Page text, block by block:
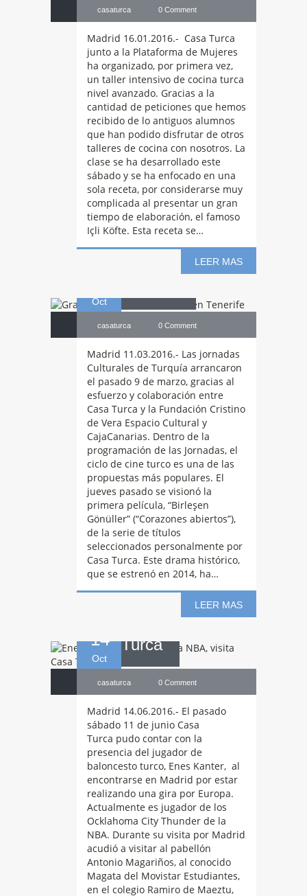
casaturca 0 Comment
Madrid 16.01.2016.- Casa Turca
junto a la Plataforma de Mujeres
ha organizado, por primera vez,
un taller intensivo de cocina turca
nivel avanzado. Gracias a la
cantidad de peticiones que hemos
recibido de lo antiguos alumnos
que han podido disfrutar de otros
talleres de cocina con nosotros. La
clase se ha desarrollado este
sábado y se ha enfocado en una
sola receta, por considerarse muy
complicada al presentar un gran
tiempo de elaboración, el famoso
Içli Köfte. Esta receta se…
LEER MAS
Oct
Granacogida
de Cine Turco en
casaturca 0 Comment
Madrid 11.03.2016.- Las jornadas
Culturales de Turquía arrancaron
el pasado 9 de marzo, gracias al
esfuerzo y colaboración entre
Casa Turca y la Fundación Cristino
de Vera Espacio Cultural y
CajaCanarias. Dentro de la
programación de las Jornadas, el
ciclo de cine turco es una de las
propuestas más populares. El
jueves pasado se visionó la
primera película, “Birleşen
Gönüller” (“Corazones abiertos”),
de la serie de títulos
seleccionados personalmente por
Casa Turca. Este drama histórico,
que se estrenó en 2014, ha…
LEER MAS
14
Oct
EnesKanter,
jugador de la
NBA, visita Casa
Turca
casaturca 0 Comment
Madrid 14.06.2016.- El pasado
sábado 11 de junio Casa
Turca pudo contar con la
presencia del jugador de
baloncesto turco, Enes Kanter, al
encontrarse en Madrid por estar
realizando una gira por Europa.
Actualmente es jugador de los
Ocklahoma City Thunder de la
NBA. Durante su visita por Madrid
acudió a visitar al pabellón
Antonio Magariños, al conocido
Magata del Movistar Estudiantes,
en el colegio Ramiro de Maeztu,